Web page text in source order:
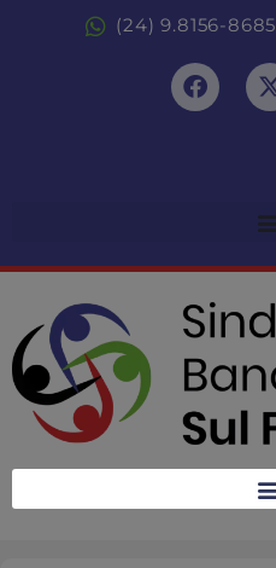
(24) 9.8156-8685